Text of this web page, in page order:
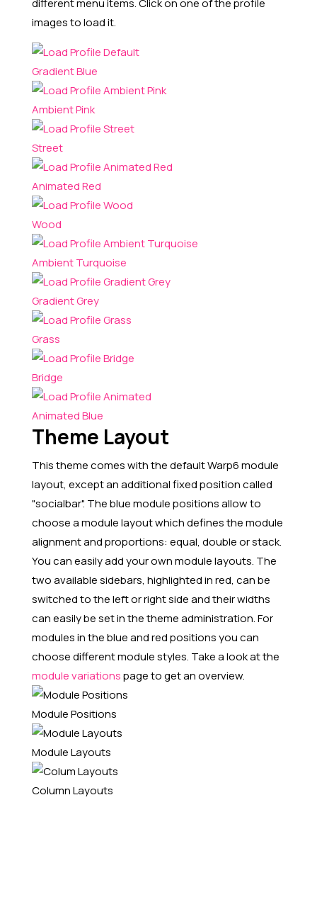
different menu items. Click on one of the profile
images to load it.
Gradient Blue
Ambient Pink
Street
Animated Red
Wood
Ambient Turquoise
Gradient Grey
Grass
Bridge
Animated Blue
Theme Layout
This theme comes with the default Warp6 module
layout, except an additional fixed position called
"socialbar". The blue module positions allow to
choose a module layout which defines the module
alignment and proportions: equal, doubleorstack.
You can easily add your own module layouts. The
two available sidebars, highlighted in red, can be
switched to the left or right side and their widths
can easily be set in the theme administration. For
modules in the blue and red positions you can
choose different module styles. Take a look at the
module variationspage to get an overview.
Module Positions
Module Layouts
Column Layouts